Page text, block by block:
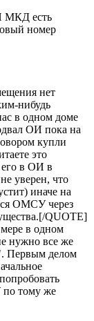
МКД есть
номер
нет
нибудь
в одном доме
ОИ пока на
купли
это
в ОИ в
уверен, что
иначе на
ОМСУ через
QUOTE]
в одном
нужно все же
Первым делом
тому же